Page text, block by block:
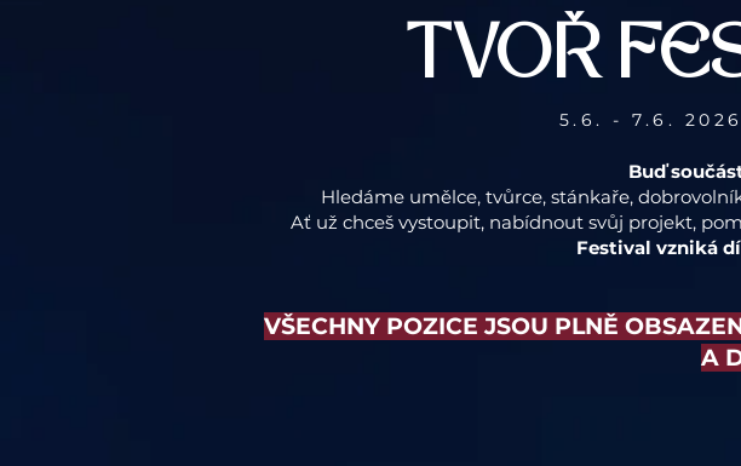
TVOŘ
5.6. - 7.6. 2026
Buď
Hledáme umělce, tvůrce, stánkaře,
Ať už chceš vystoupit, nabídnout svůj projekt,
Festival vzniká
VŠECHNY POZICE JSOU PLNĚ
A